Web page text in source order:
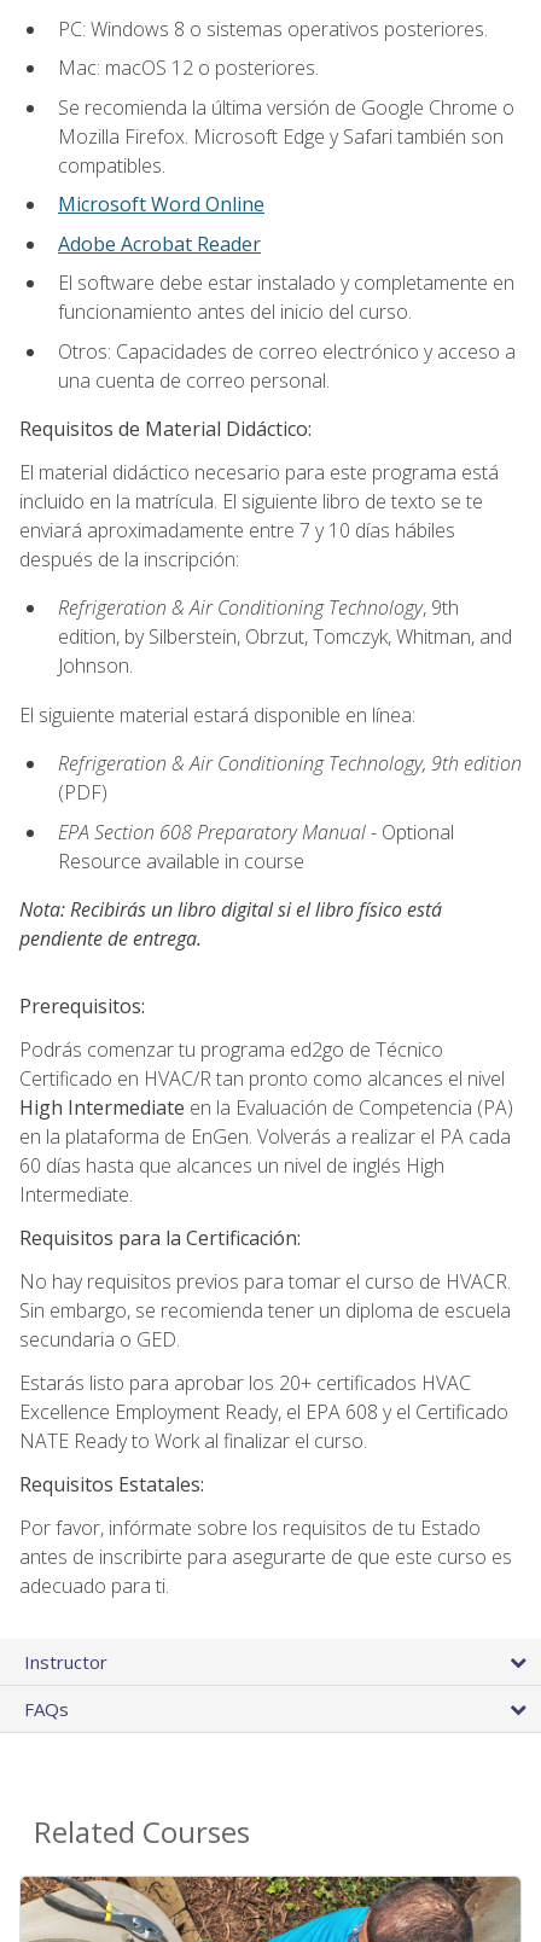
PC: Windows 8 o sistemas operativos posteriores.
Mac: macOS 12 o posteriores.
Se recomienda la última versión de Google Chrome o
Mozilla Firefox. Microsoft Edge y Safari también son
compatibles.
Microsoft Word Online
Adobe Acrobat Reader
El software debe estar instalado y completamente en
funcionamiento antes del inicio del curso.
Otros: Capacidades de correo electrónico y acceso a
una cuenta de correo personal.
Requisitos de Material Didáctico:
El material didáctico necesario para este programa está
incluido en la matrícula. El siguiente libro de texto se te
enviará aproximadamente entre 7 y 10 días hábiles
después de la inscripción:
Refrigeration & Air Conditioning Technology, 9th
edition, by Silberstein, Obrzut, Tomczyk, Whitman, and
Johnson.
El siguiente material estará disponible en línea:
Refrigeration & Air Conditioning Technology, 9th edition
(PDF)
EPA Section 608 Preparatory Manual- Optional
Resource available in course
Nota: Recibirás un libro digital si el libro físico está
pendiente de entrega.
Prerequisitos:
Podrás comenzar tu programa ed2go de Técnico
Certificado en HVAC/R tan pronto como alcances el nivel
High Intermediate en la Evaluación de Competencia (PA)
en la plataforma de EnGen. Volverás a realizar el PA cada
60 días hasta que alcances un nivel de inglés High
Intermediate.
Requisitos para la Certificación:
No hay requisitos previos para tomar el curso de HVACR.
Sin embargo, se recomienda tener un diploma de escuela
secundaria o GED.
Estarás listo para aprobar los 20+ certificados HVAC
Excellence Employment Ready, el EPA 608 y el Certificado
NATE Ready to Work al finalizar el curso.
Requisitos Estatales:
Por favor, infórmate sobre los requisitos de tu Estado
antes de inscribirte para asegurarte de que este curso es
adecuado para ti.
Instructor
FAQs
Related Courses